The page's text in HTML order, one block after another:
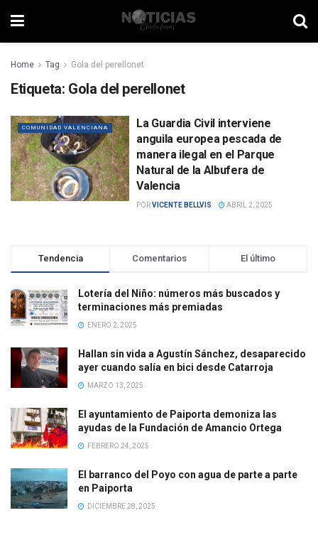
Home Tag Gola del perellonet
Etiqueta: Gola del perellonet
COMUNIDAD VALENCIANA
La Guardia Civil interviene
anguila europea pescada de
manera ilegal en el Parque
Natural de la Albufera de
Valencia
PORVICENTE BELLVIS ABRIL 2, 2025
Tendencia Comentarios El último
Lotería del Niño: números más buscados y
terminaciones más premiadas
ENERO 2, 2025
Hallan sin vida a Agustín Sánchez, desaparecido
ayer cuando salía en bici desde Catarroja
MARZO 13, 2025
El ayuntamiento de Paiporta demoniza las
ayudas de la Fundación de Amancio Ortega
FEBRERO 24, 2025
El barranco del Poyo con agua de parte a parte
en Paiporta
DICIEMBRE 28, 2025